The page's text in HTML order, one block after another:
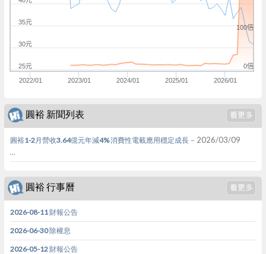
2022/01 2023/01 2024/01 2025/01 2026/01
0倍
100倍
25元
30元
35元
圓裕 新聞列表
圓裕1-2月營收3.64億元年減4% 消費性電載應用穩定成長－2026/03/09
...
圓裕 行事曆
2026-08-11 財報公告
2026-06-30 除權息
2026-05-12 財報公告